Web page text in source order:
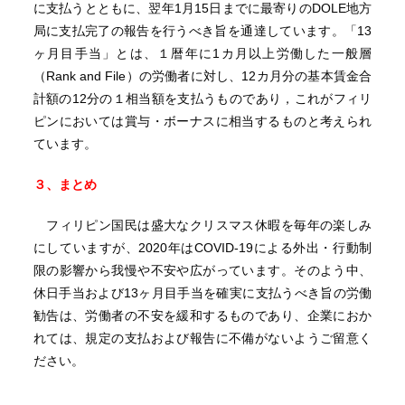
に支払うとともに、翌年1月15日までに最寄りのDOLE地方
局に支払完了の報告を行うべき旨を通達しています。「13
ヶ月目手当」とは、１暦年に1カ月以上労働した一般層
（Rank and File）の労働者に対し、12カ月分の基本賃金合
計額の12分の１相当額を支払うものであり，これがフィリ
ピンにおいては賞与・ボーナスに相当するものと考えられ
ています。
３、まとめ
フィリピン国民は盛大なクリスマス休暇を毎年の楽しみ
にしていますが、2020年はCOVID-19による外出・行動制
限の影響から我慢や不安や広がっています。そのよう中、
休日手当および13ヶ月目手当を確実に支払うべき旨の労働
勧告は、労働者の不安を緩和するものであり、企業におか
れては、規定の支払および報告に不備がないようご留意く
ださい。